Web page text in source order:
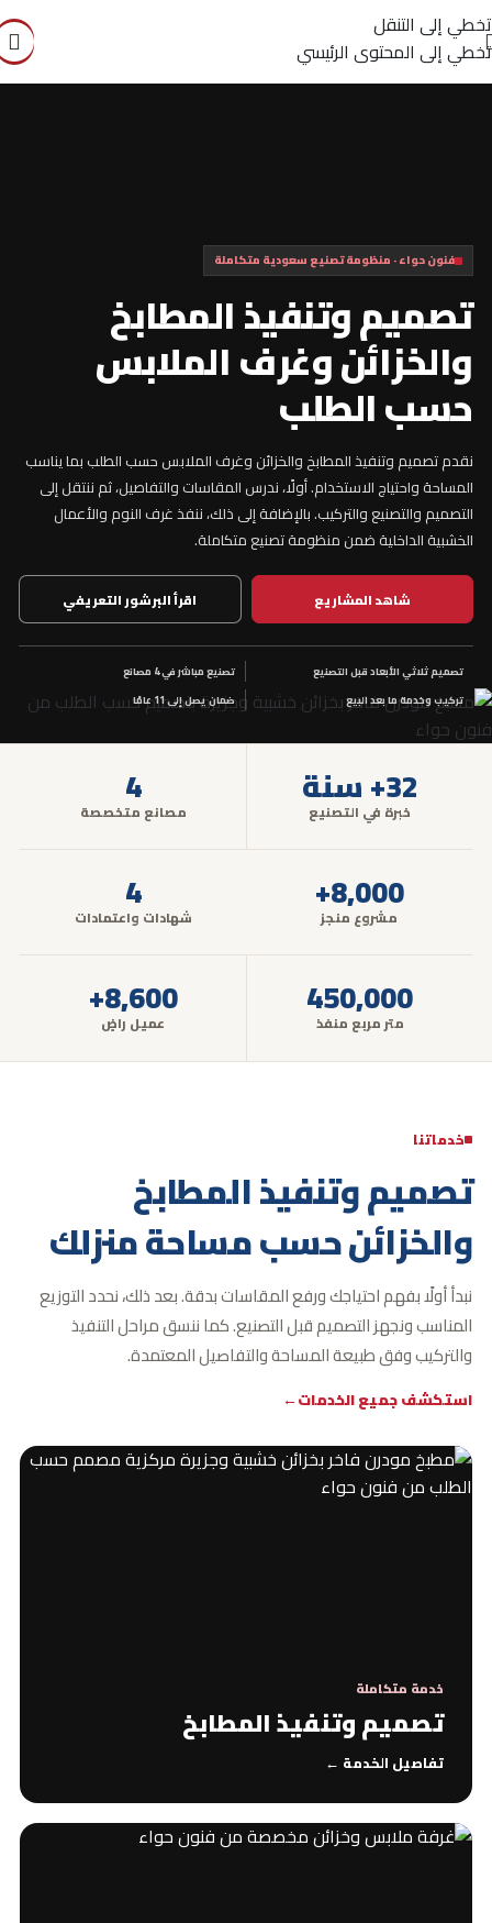
تخطي إلى التنقل
تخطي إلى المحتوى الرئيسي
فنون حواء · منظومة تصنيع سعودية متكاملة
تصميم وتنفيذ المطابخ
والخزائن وغرف الملابس
حسب الطلب
نقدم تصميم وتنفيذ المطابخ والخزائن وغرف الملابس حسب الطلب بما يناسب
المساحة واحتياج الاستخدام. أولًا، ندرس المقاسات والتفاصيل، ثم ننتقل إلى
التصميم والتصنيع والتركيب. بالإضافة إلى ذلك، ننفذ غرف النوم والأعمال
الخشبية الداخلية ضمن منظومة تصنيع متكاملة.
شاهد المشاريع اقرأ البرشور التعريفي
تصميم ثلاثي الأبعاد قبل التصنيع
تصنيع مباشر في 4 مصانع
تركيب وخدمة ما بعد البيع
ضمان يصل إلى 11 عامًا
32+ سنة
خبرة في التصنيع 4
مصانع متخصصة
8,000+
مشروع منجز 4
شهادات واعتمادات
450,000
متر مربع منفذ 8,600+
عميل راضٍ
خدماتنا
تصميم وتنفيذ المطابخ
والخزائنحسب مساحة منزلك
نبدأ أولًا بفهم احتياجك ورفع المقاسات بدقة.بعد ذلك، نحدد التوزيع
المناسب ونجهز التصميم قبل التصنيع. كما ننسق مراحل التنفيذ
والتركيب وفق طبيعة المساحة والتفاصيل المعتمدة.
استكشف جميع الخدمات
خدمة متكاملة
تصميم وتنفيذ المطابخ
تفاصيل الخدمة ←